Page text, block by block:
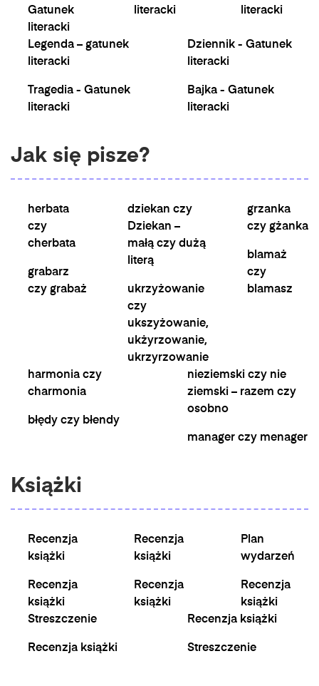
Gatunek
literacki
literacki
literacki
Legenda – gatunek
literacki
Tragedia - Gatunek
literacki
Dziennik - Gatunek
literacki
Bajka - Gatunek
literacki
Jak się pisze?
herbata
czy
cherbata
grabarz
czy grabaż
dziekan czy
Dziekan –
małą czy dużą
literą
ukrzyżowanie
czy
ukszyżowanie,
ukżyrzowanie,
ukrzyrzowanie
grzanka
czy gżanka
blamaż
czy
blamasz
harmonia czy
charmonia
błędy czy błendy
nieziemski czy nie
ziemski – razem czy
osobno
manager czy menager
Książki
Recenzja
książki
Recenzja
książki
Recenzja
książki
Recenzja
książki
Plan
wydarzeń
Recenzja
książki
Streszczenie
Recenzja książki
Recenzja książki
Streszczenie